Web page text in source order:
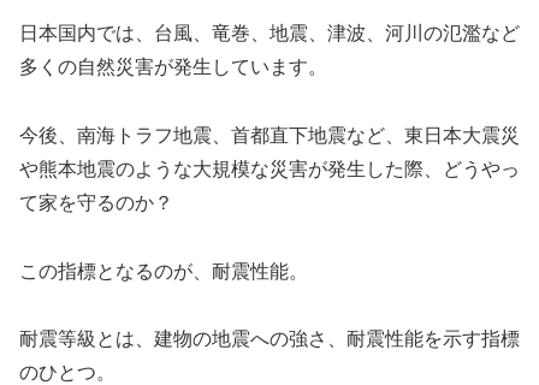
日本国内では、台風、竜巻、地震、津波、河川の氾濫など
多くの自然災害が発生しています。
今後、南海トラフ地震、首都直下地震など、東日本大震災
や熊本地震のような大規模な災害が発生した際、どうやっ
て家を守るのか？
この指標となるのが、耐震性能。
耐震等級とは、建物の地震への強さ、耐震性能を示す指標
のひとつ。